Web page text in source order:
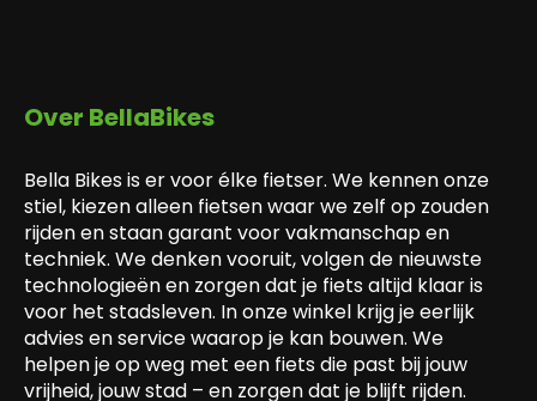
Over BellaBikes
Bella Bikes is er voor élke fietser. We kennen onze
stiel, kiezen alleen fietsen waar we zelf op zouden
rijden en staan garant voor vakmanschap en
techniek. We denken vooruit, volgen de nieuwste
technologieën en zorgen dat je fiets altijd klaar is
voor het stadsleven. In onze winkel krijg je eerlijk
advies en service waarop je kan bouwen. We
helpen je op weg met een fiets die past bij jouw
vrijheid, jouw stad – en zorgen dat je blijft rijden.